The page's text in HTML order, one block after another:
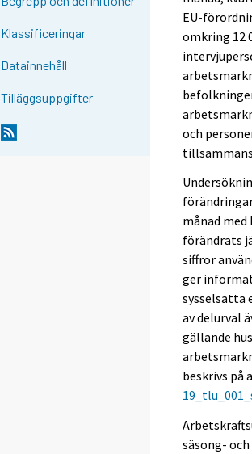
Klassificeringar
Datainnehåll
Tilläggsuppgifter
EU-
omkring 12
och
månad
förändrats
siffror
ger
sysselsatta
av delurval
gällande
beskrivs på
säsong-